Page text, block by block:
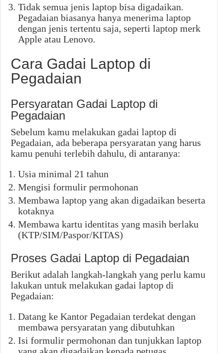
Tidak semua jenis laptop bisa digadaikan.
Pegadaian biasanya hanya menerima laptop
dengan jenis tertentu saja, seperti laptop merk
Apple atau Lenovo.
Cara Gadai Laptop di
Pegadaian
Persyaratan Gadai Laptop di
Pegadaian
Sebelum kamu melakukan gadai laptop di
Pegadaian, ada beberapa persyaratan yang harus
kamu penuhi terlebih dahulu, di antaranya:
Usia minimal 21 tahun
Mengisi formulir permohonan
Membawa laptop yang akan digadaikan beserta
kotaknya
Membawa kartu identitas yang masih berlaku
(KTP/SIM/Paspor/KITAS)
Proses Gadai Laptop di Pegadaian
Berikut adalah langkah-langkah yang perlu kamu
lakukan untuk melakukan gadai laptop di
Pegadaian:
Datang ke Kantor Pegadaian terdekat dengan
membawa persyaratan yang dibutuhkan
Isi formulir permohonan dan tunjukkan laptop